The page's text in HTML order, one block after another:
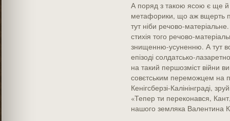
А поряд з такою ясою є ще
метафорики, що аж вщерть
тут ніби речово-
стихія того речово-
знищенню-усуненню. А тут
епізоді солдатсько-
на такий першозміст війни
совєтським переможцем на
Кенігсберзі-Калінінграді,
«Тепер ти переконався,
нашого земляка Валентина